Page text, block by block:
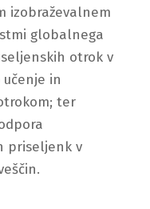
izobraževalnem
globalnega
otrok v
in
ter
priseljenk v